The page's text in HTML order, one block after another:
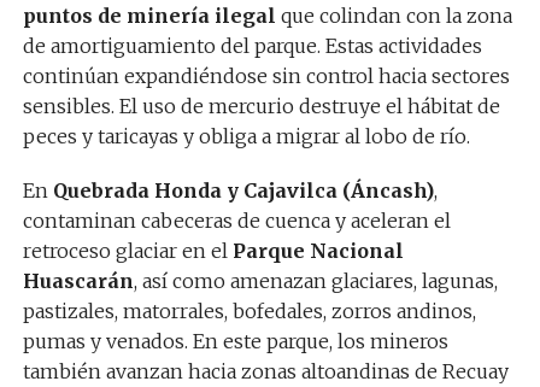
puntos de minería ilegal que colindan con la zona
de amortiguamiento del parque. Estas actividades
continúan expandiéndose sin control hacia sectores
sensibles. El uso de mercurio destruye el hábitat de
peces y taricayas y obliga a migrar al lobo de río.
En Quebrada Honda y Cajavilca (Áncash),
contaminan cabeceras de cuenca y aceleran el
retroceso glaciar en el Parque Nacional
Huascarán, así como amenazan glaciares, lagunas,
pastizales, matorrales, bofedales, zorros andinos,
pumas y venados. En este parque, los mineros
también avanzan hacia zonas altoandinas de Recuay